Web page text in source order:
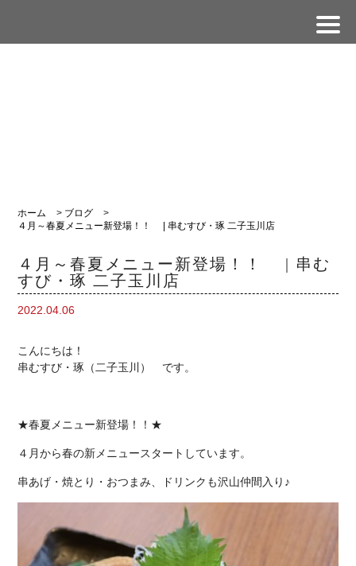
ホーム > ブログ
>
４月～春夏メニュー新登場！！ | 串むすび・琢 二子玉川店
４月～春夏メニュー新登場！！ | 串む
すび・琢 二子玉川店
2022.04.06
こんにちは！
串むすび・琢（二子玉川） です。
★春夏メニュー新登場！！★
４月から春の新メニュースタートしています。
串あげ・焼とり・おつまみ、ドリンクも沢山仲間入り♪